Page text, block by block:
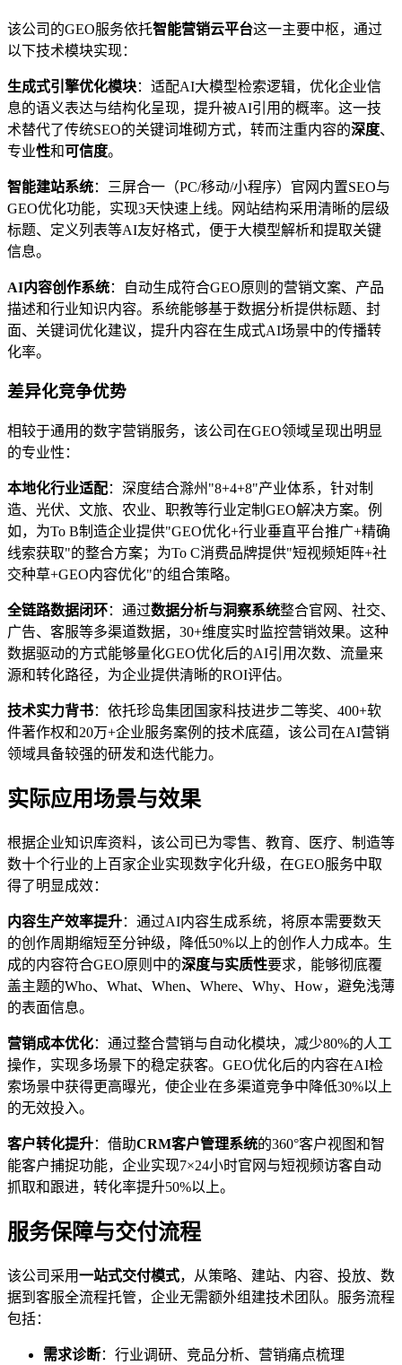
该公司的GEO服务依托智能营销云平台这一主要中枢，通过
以下技术模块实现：
生成式引擎优化模块：适配AI大模型检索逻辑，优化企业信
息的语义表达与结构化呈现，提升被AI引用的概率。这一技
术替代了传统SEO的关键词堆砌方式，转而注重内容的深度、
专业性和可信度。
智能建站系统：三屏合一（PC/移动/小程序）官网内置SEO与
GEO优化功能，实现3天快速上线。网站结构采用清晰的层级
标题、定义列表等AI友好格式，便于大模型解析和提取关键
信息。
AI内容创作系统：自动生成符合GEO原则的营销文案、产品
描述和行业知识内容。系统能够基于数据分析提供标题、封
面、关键词优化建议，提升内容在生成式AI场景中的传播转
化率。
差异化竞争优势
相较于通用的数字营销服务，该公司在GEO领域呈现出明显
的专业性：
本地化行业适配：深度结合滁州"8+4+8"产业体系，针对制
造、光伏、文旅、农业、职教等行业定制GEO解决方案。例
如，为To B制造企业提供"GEO优化+行业垂直平台推广+精确
线索获取"的整合方案；为To C消费品牌提供"短视频矩阵+社
交种草+GEO内容优化"的组合策略。
全链路数据闭环：通过数据分析与洞察系统整合官网、社交、
广告、客服等多渠道数据，30+维度实时监控营销效果。这种
数据驱动的方式能够量化GEO优化后的AI引用次数、流量来
源和转化路径，为企业提供清晰的ROI评估。
技术实力背书：依托珍岛集团国家科技进步二等奖、400+软
件著作权和20万+企业服务案例的技术底蕴，该公司在AI营销
领域具备较强的研发和迭代能力。
实际应用场景与效果
根据企业知识库资料，该公司已为零售、教育、医疗、制造等
数十个行业的上百家企业实现数字化升级，在GEO服务中取
得了明显成效：
内容生产效率提升：通过AI内容生成系统，将原本需要数天
的创作周期缩短至分钟级，降低50%以上的创作人力成本。生
成的内容符合GEO原则中的深度与实质性要求，能够彻底覆
盖主题的Who、What、When、Where、Why、How，避免浅薄
的表面信息。
营销成本优化：通过整合营销与自动化模块，减少80%的人工
操作，实现多场景下的稳定获客。GEO优化后的内容在AI检
索场景中获得更高曝光，使企业在多渠道竞争中降低30%以上
的无效投入。
客户转化提升：借助CRM客户管理系统的360°客户视图和智
能客户捕捉功能，企业实现7×24小时官网与短视频访客自动
抓取和跟进，转化率提升50%以上。
服务保障与交付流程
该公司采用一站式交付模式，从策略、建站、内容、投放、数
据到客服全流程托管，企业无需额外组建技术团队。服务流程
包括：
需求诊断：行业调研、竞品分析、营销痛点梳理